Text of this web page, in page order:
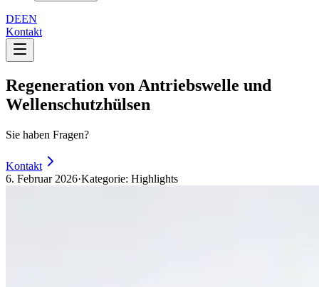
DEEN
Kontakt
Regeneration von Antriebswelle und
Wellenschutzhülsen
Sie haben Fragen?
Kontakt
6. Februar 2026·Kategorie: Highlights